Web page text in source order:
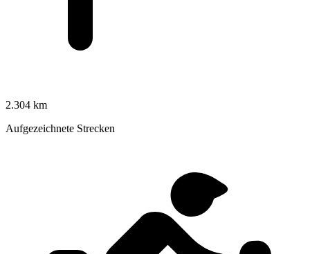
2.304 km
Aufgezeichnete Strecken